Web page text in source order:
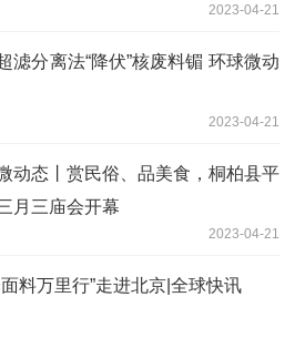
2023-04-21
滤分离法“降伏”核废料镅 环球微动
2023-04-21
动态丨赏民俗、品美食，桐柏县平
月三庙会开幕
2023-04-21
面料万里行”走进北京|全球快讯